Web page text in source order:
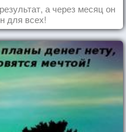
а через месяц он
для всех!